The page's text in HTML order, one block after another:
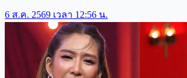
6 ส.ค. 2569 เวลา 12:56 น.